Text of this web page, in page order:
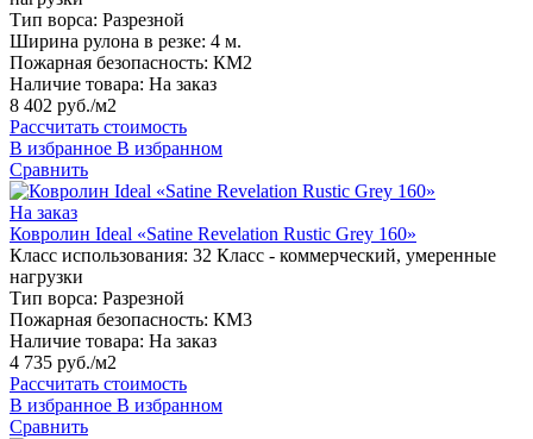
Тип ворса: Разрезной
Ширина рулона в резке: 4 м.
Пожарная безопасность: КМ2
Наличие товара: На заказ
8 402 руб./м2
Рассчитать стоимость
В избранное В избранном
Сравнить
На заказ
Ковролин Ideal «Satine Revelation Rustic Grey 160»
Класс использования: 32 Класс - коммерческий, умеренные
нагрузки
Тип ворса: Разрезной
Пожарная безопасность: КМ3
Наличие товара: На заказ
4 735 руб./м2
Рассчитать стоимость
В избранное В избранном
Сравнить